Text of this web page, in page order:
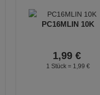
PC16MLIN 10K
1,99 €
1 Stück = 1, 99 €